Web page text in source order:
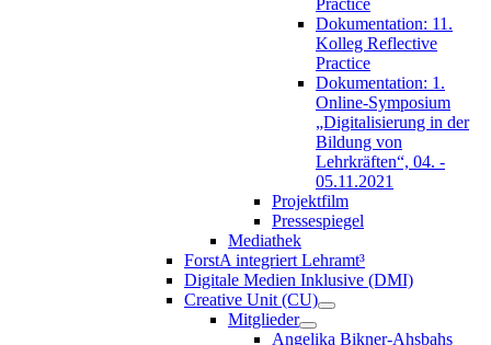
Dokumentation: 11.
Kolleg Reflective
Practice
Dokumentation: 1.
Online-Symposium
„Digitalisierung in der
Bildung von
Lehrkräften“, 04. -
05.11.2021
Projektfilm
Pressespiegel
Mediathek
ForstA integriert Lehramt³
Digitale Medien Inklusive (DMI)
Creative Unit (CU)
Mitglieder
Angelika Bikner-Ahsbahs